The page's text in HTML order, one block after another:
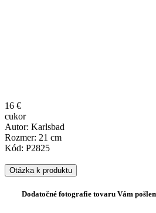
16 €
cukor
Autor: Karlsbad
Rozmer: 21 cm
Kód: P2825
Otázka k produktu
Dodatočné fotografie tovaru Vám